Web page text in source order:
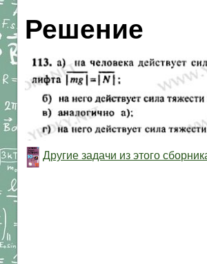
Решение
Другие задачи из этого